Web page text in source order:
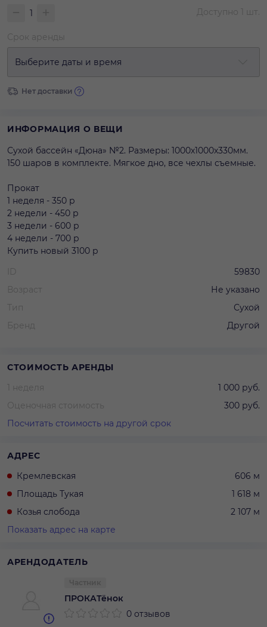
Доступно 1 шт.
Срок аренды
Выберите даты и время
Нет доставки
ИНФОРМАЦИЯ О ВЕЩИ
Сухой бассейн «Дюна» №2. Размеры: 1000х1000х330мм.
150 шаров в комплекте. Мягкое дно, все чехлы съемные.
Прокат
1 неделя - 350 р
2 недели - 450 р
3 недели - 600 р
4 недели - 700 р
Купить новый 3100 р
ID
59830
Возраст
Не указано
Тип
Сухой
Бренд
Другой
СТОИМОСТЬ АРЕНДЫ
1 неделя
1 000 руб.
Оценочная стоимость
300 руб.
Посчитать стоимость на другой срок
АДРЕС
Кремлевская
606 м
Площадь Тукая
1 618 м
Козья слобода
2 107 м
Показать адрес на карте
АРЕНДОДАТЕЛЬ
ПРОКАТёнок
0 отзывов